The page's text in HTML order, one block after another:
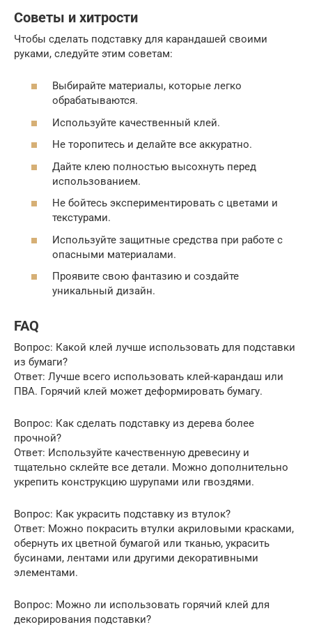
Советы и хитрости
Чтобы сделать подставку для карандашей своими
руками, следуйте этим советам:
Выбирайте материалы, которые легко
обрабатываются.
Используйте качественный клей.
Не торопитесь и делайте все аккуратно.
Дайте клею полностью высохнуть перед
использованием.
Не бойтесь экспериментировать с цветами и
текстурами.
Используйте защитные средства при работе с
опасными материалами.
Проявите свою фантазию и создайте
уникальный дизайн.
FAQ
Вопрос: Какой клей лучше использовать для подставки
из бумаги?
Ответ: Лучше всего использовать клей-карандаш или
ПВА. Горячий клей может деформировать бумагу.
Вопрос: Как сделать подставку из дерева более
прочной?
Ответ: Используйте качественную древесину и
тщательно склейте все детали. Можно дополнительно
укрепить конструкцию шурупами или гвоздями.
Вопрос: Как украсить подставку из втулок?
Ответ: Можно покрасить втулки акриловыми красками,
обернуть их цветной бумагой или тканью, украсить
бусинами, лентами или другими декоративными
элементами.
Вопрос: Можно ли использовать горячий клей для
декорирования подставки?